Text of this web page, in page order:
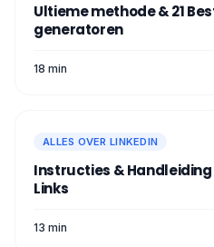
vlag werken te
aankondigingen met uw
👀. En dat is het, we
Ultieme methode & 21
generatoren
18 min
ALLES OVER LINKEDIN
Instructies &
Links
13 min